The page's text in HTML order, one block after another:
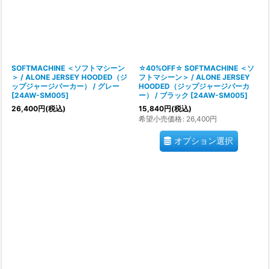
SOFTMACHINE ＜ソフトマシーン
＞ / ALONE JERSEY HOODED（ジ
ップジャージパーカー） / グレー
[24AW-SM005]
26,400円(税込)
☆40%OFF☆ SOFTMACHINE ＜ソ
フトマシーン＞ / ALONE JERSEY
HOODED（ジップジャージパーカ
ー） / ブラック [24AW-SM005]
15,840円(税込)
希望小売価格: 26,400円
オプション選択